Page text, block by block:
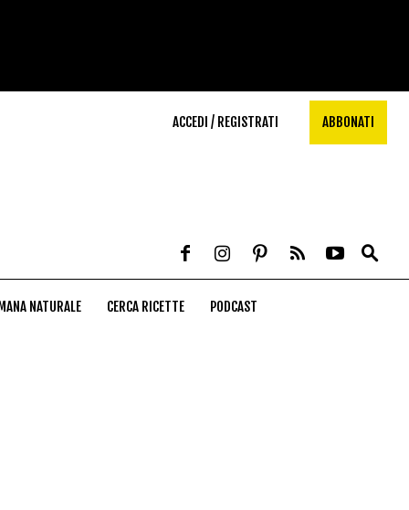
ACCEDI / REGISTRATI ABBONATI
NATURALE CERCA RICETTE PODCAST